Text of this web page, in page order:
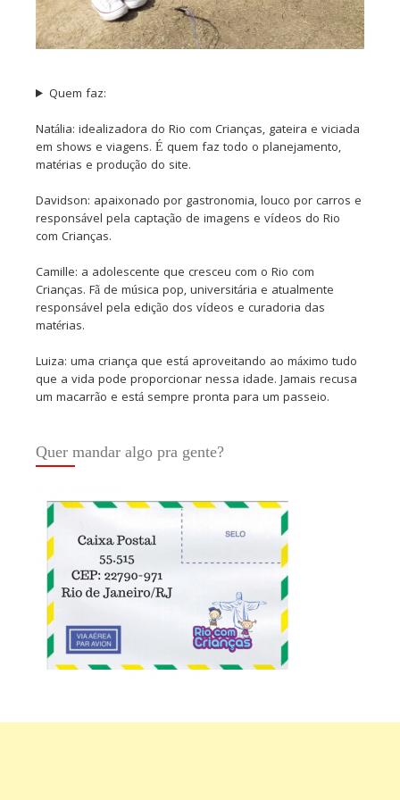
Quem faz:
Natália: idealizadora do Rio com Crianças, gateira e viciada
em shows e viagens. É quem faz todo o planejamento,
matérias e produção do site.
Davidson: apaixonado por gastronomia, louco por carros e
responsável pela captação de imagens e vídeos do Rio
com Crianças.
Camille: a adolescente que cresceu com o Rio com
Crianças. Fã de música pop, universitária e atualmente
responsável pela edição dos vídeos e curadoria das
matérias.
Luiza: uma criança que está aproveitando ao máximo tudo
que a vida pode proporcionar nessa idade. Jamais recusa
um macarrão e está sempre pronta para um passeio.
Quer mandar algo pra gente?